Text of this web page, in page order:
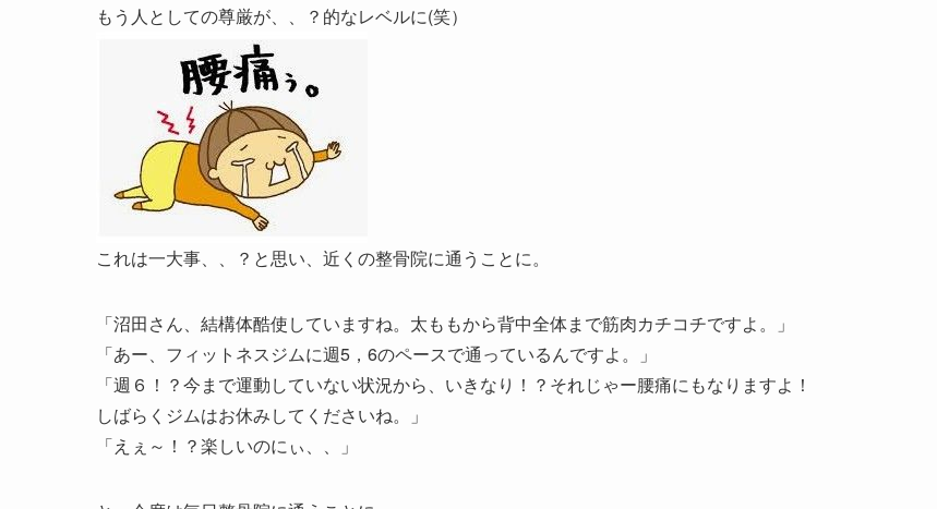
もう人としての尊厳が、、？的なレベルに(笑）
これは一大事、、？と思い、近くの整骨院に通うことに。
「沼田さん、結構体酷使していますね。太ももから背中全体まで筋肉カチコチですよ。」
「あー、フィットネスジムに週5，6のペースで通っているんですよ。」
「週６！？今まで運動していない状況から、いきなり！？それじゃー腰痛にもなりますよ！
しばらくジムはお休みしてくださいね。」
「えぇ～！？楽しいのにぃ、、」